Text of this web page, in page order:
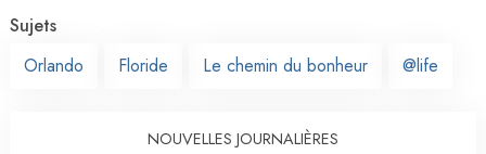
Sujets
Orlando
Floride Le chemin du bonheur @life
NOUVELLES JOURNALIÈRES